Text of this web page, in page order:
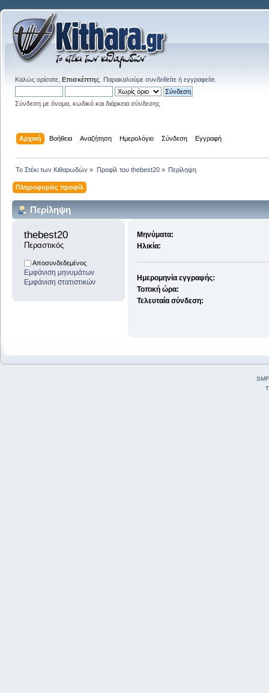
Καλώς ορίσατε, Επισκέπτης . Παρακαλούμε συνδεθείτε ή εγγραφείτε
Σύνδεση με όνομα, κωδικό και διάρκεια σύνδεσης
Αρχική Βοήθεια Αναζήτηση Ημερολόγιο Σύνδεση Εγγραφή
Το Στέκι των Κιθαρωδών » Προφίλ του thebest20» Περίληψη
Πληροφορίες προφίλ
Περίληψη
thebest20
Περαστικός
Αποσυνδεδεμένος
Εμφάνιση μηνυμάτων
Εμφάνιση στατιστικών
Μηνύματα:
Ηλικία:
Ημερομηνία εγγραφής:
Τοπική ώρα:
Τελευταία σύνδεση: